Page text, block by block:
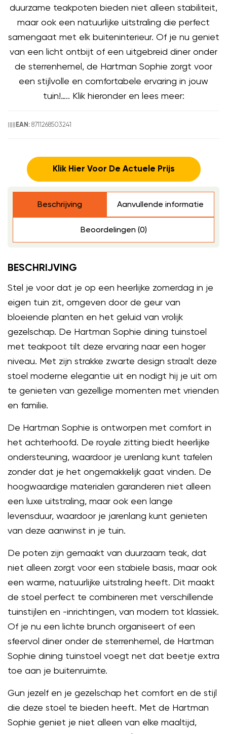
duurzame teakpoten bieden niet alleen stabiliteit,
maar ook een natuurlijke uitstraling die perfect
samengaat met elk buiteninterieur. Of je nu geniet
van een licht ontbijt of een uitgebreid diner onder
de sterrenhemel, de Hartman Sophie zorgt voor
een stijlvolle en comfortabele ervaring in jouw
tuin!….. Klik hieronder en lees meer:
EAN: 8711268503241
Klik Hier Voor De Actuele Prijs
Beschrijving Aanvullende informatie
Beoordelingen (0)
BESCHRIJVING
Stel je voor dat je op een heerlijke zomerdag in je
eigen tuin zit, omgeven door de geur van
bloeiende planten en het geluid van vrolijk
gezelschap. De Hartman Sophie dining tuinstoel
met teakpoot tilt deze ervaring naar een hoger
niveau. Met zijn strakke zwarte design straalt deze
stoel moderne elegantie uit en nodigt hij je uit om
te genieten van gezellige momenten met vrienden
en familie.
De Hartman Sophie is ontworpen met comfort in
het achterhoofd. De royale zitting biedt heerlijke
ondersteuning, waardoor je urenlang kunt tafelen
zonder dat je het ongemakkelijk gaat vinden. De
hoogwaardige materialen garanderen niet alleen
een luxe uitstraling, maar ook een lange
levensduur, waardoor je jarenlang kunt genieten
van deze aanwinst in je tuin.
De poten zijn gemaakt van duurzaam teak, dat
niet alleen zorgt voor een stabiele basis, maar ook
een warme, natuurlijke uitstraling heeft. Dit maakt
de stoel perfect te combineren met verschillende
tuinstijlen en -inrichtingen, van modern tot klassiek.
Of je nu een lichte brunch organiseert of een
sfeervol diner onder de sterrenhemel, de Hartman
Sophie dining tuinstoel voegt net dat beetje extra
toe aan je buitenruimte.
Gun jezelf en je gezelschap het comfort en de stijl
die deze stoel te bieden heeft. Met de Hartman
Sophie geniet je niet alleen van elke maaltijd,